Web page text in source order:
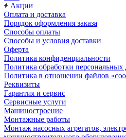
Акции
Оплата и доставка
Порядок оформления заказа
Способы оплаты
Способы и условия доставки
Оферта
Политика конфиденциальности
Политика обработки
Политика в отношении файлов
Реквизиты
Гарантия и сервис
Сервисные услуги
Машиностроение
Монтажные работы
Монтаж насосных агрегатов,